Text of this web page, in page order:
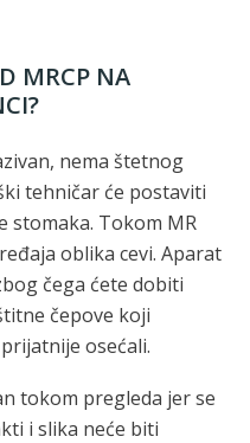
MRCP NA
nema štetnog
tehničar će postaviti
stomaka. Tokom MR
oblika cevi. Aparat
čega ćete dobiti
čepove koji
osećali.
tokom pregleda jer se
i slika neće biti